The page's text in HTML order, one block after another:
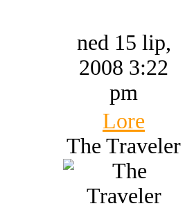
ned 15 lip,
2008 3:22
pm
Lore
The Traveler